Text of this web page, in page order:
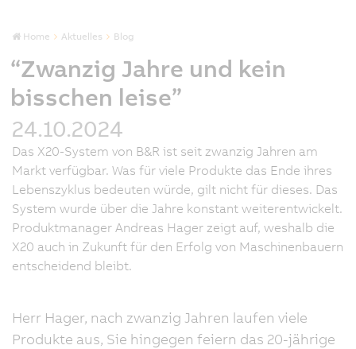
Home Aktuelles Blog
“Zwanzig Jahre und kein
bisschen leise”
24.10.2024
Das X20-System von B&R ist seit zwanzig Jahren am
Markt verfügbar. Was für viele Produkte das Ende ihres
Lebenszyklus bedeuten würde, gilt nicht für dieses. Das
System wurde über die Jahre konstant weiterentwickelt.
Produktmanager Andreas Hager zeigt auf, weshalb die
X20 auch in Zukunft für den Erfolg von Maschinenbauern
entscheidend bleibt.
Herr Hager, nach zwanzig Jahren laufen viele
Produkte aus, Sie hingegen feiern das 20-jährige